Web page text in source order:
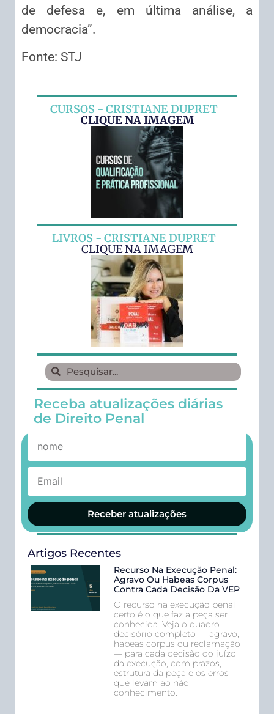
de defesa e, em última análise, a
democracia”.
Fonte: STJ
CURSOS - CRISTIANE DUPRET
CLIQUE NA IMAGEM
LIVROS - CRISTIANE DUPRET
CLIQUE NA IMAGEM
Receba atualizações diárias
de Direito Penal
Receber atualizações
Artigos Recentes
Recurso Na Execução Penal:
Agravo Ou Habeas Corpus
Contra Cada Decisão Da VEP
O recurso na execução penal
certo é o que faz a peça ser
conhecida. Veja o quadro
decisório completo — agravo,
habeas corpus ou reclamação
— para cada decisão do juízo
da execução, com prazos,
estrutura da peça e os erros
que levam ao não
conhecimento.